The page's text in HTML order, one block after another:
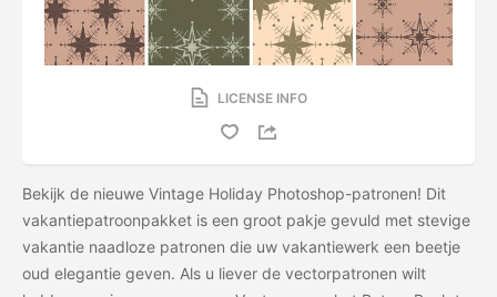
LICENSE INFO
Bekijk de nieuwe Vintage Holiday Photoshop-patronen! Dit
vakantiepatroonpakket is een groot pakje gevuld met stevige
vakantie naadloze patronen die uw vakantiewerk een beetje
oud elegantie geven. Als u liever de vectorpatronen wilt